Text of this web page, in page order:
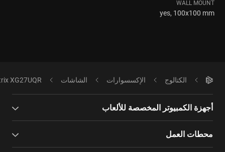
WALL MOUNT
yes, 100x100 mm
الكتالوج الإكسسوارات الشاشات XG27UQR
أجهزة الكمبيوتر المخصصة للألعاب
محطات العمل